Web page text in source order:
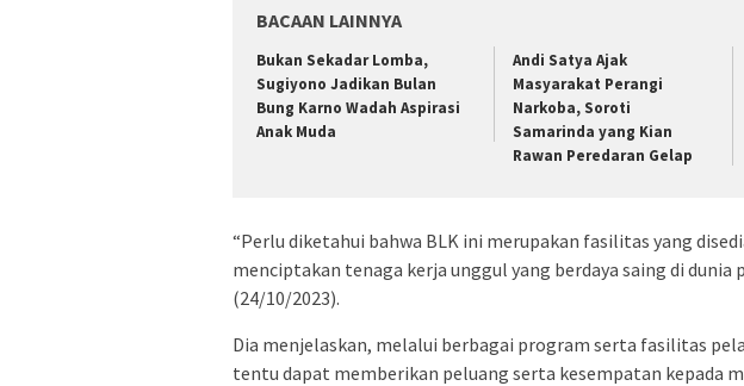
BACAAN LAINNYA
Bukan Sekadar Lomba,
Sugiyono Jadikan Bulan
Bung Karno Wadah Aspirasi
Anak Muda
Andi Satya Ajak
Masyarakat Perangi
Narkoba, Soroti
Samarinda yang Kian
Rawan Peredaran Gelap
“Perlu diketahui bahwa BLK ini merupakan fasilitas yang
menciptakan tenaga kerja unggul yang berdaya saing di dunia
(24/10/2023).
Dia menjelaskan, melalui berbagai program serta fasilitas
tentu dapat memberikan peluang serta kesempatan kepada